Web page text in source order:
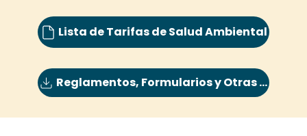
Lista de Tarifas de Salud Ambiental
Reglamentos, Formularios y Otras Descargas